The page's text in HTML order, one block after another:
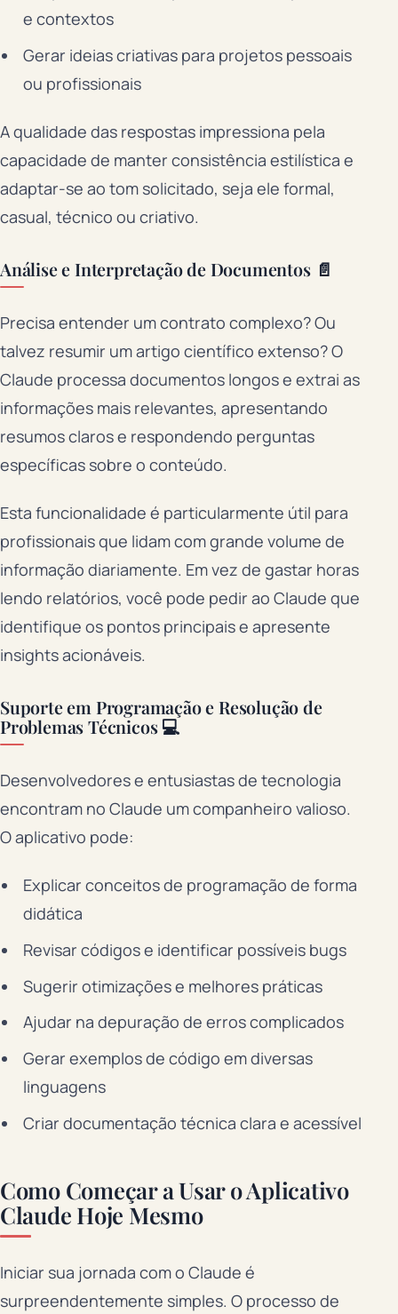
e contextos
Gerar ideias criativas para projetos pessoais
ou profissionais
A qualidade das respostas impressiona pela
capacidade de manter consistência estilística e
adaptar-se ao tom solicitado, seja ele formal,
casual, técnico ou criativo.
Análise e Interpretação de Documentos 📄
Precisa entender um contrato complexo? Ou
talvez resumir um artigo científico extenso? O
Claude processa documentos longos e extrai as
informações mais relevantes, apresentando
resumos claros e respondendo perguntas
específicas sobre o conteúdo.
Esta funcionalidade é particularmente útil para
profissionais que lidam com grande volume de
informação diariamente. Em vez de gastar horas
lendo relatórios, você pode pedir ao Claude que
identifique os pontos principais e apresente
insights acionáveis.
Suporte em Programação e Resolução de
Problemas Técnicos 💻
Desenvolvedores e entusiastas de tecnologia
encontram no Claude um companheiro valioso.
O aplicativo pode:
Explicar conceitos de programação de forma
didática
Revisar códigos e identificar possíveis bugs
Sugerir otimizações e melhores práticas
Ajudar na depuração de erros complicados
Gerar exemplos de código em diversas
linguagens
Criar documentação técnica clara e acessível
Como Começar a Usar o Aplicativo
Claude Hoje Mesmo
Iniciar sua jornada com o Claude é
surpreendentemente simples. O processo de